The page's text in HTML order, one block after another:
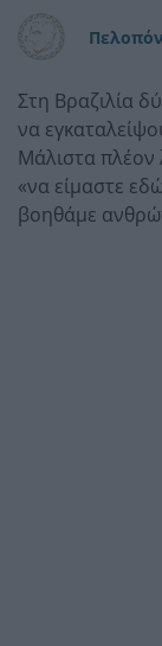
Στη Βραζιλία
να
Μάλιστα πλέον
«να είμαστε
βοηθάμε